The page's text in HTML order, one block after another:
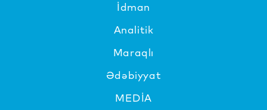
İdman
Analitik
Maraqlı
Ədəbiyyat
MEDİA